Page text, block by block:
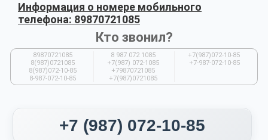
Информация о номере мобильного
телефона: 89870721085
Кто звонил?
89870721085
8(987)0721085
8(987)072-10-85
8-987-072-10-85
8 987 072 1085
+7(987) 072-1085
+79870721085
+7(987)0721085
+7(987)072-10-85
+7-987-072-10-85
+7 (987) 072-10-85